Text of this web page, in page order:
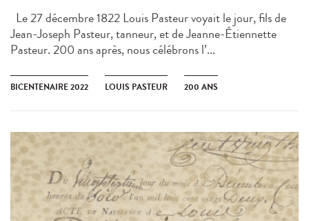
Le 27 décembre 1822 Louis Pasteur voyait le jour, fils de
Jean-Joseph Pasteur, tanneur, et de Jeanne-Étiennette
Pasteur. 200 ans après, nous célébrons l’...
BICENTENAIRE 2022 LOUIS PASTEUR 200 ANS